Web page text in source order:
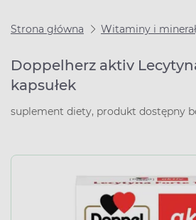
Strona główna Witaminy i
Doppelherz aktiv
kapsułek
suplement diety, produkt dostępny